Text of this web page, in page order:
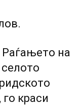
на
краси